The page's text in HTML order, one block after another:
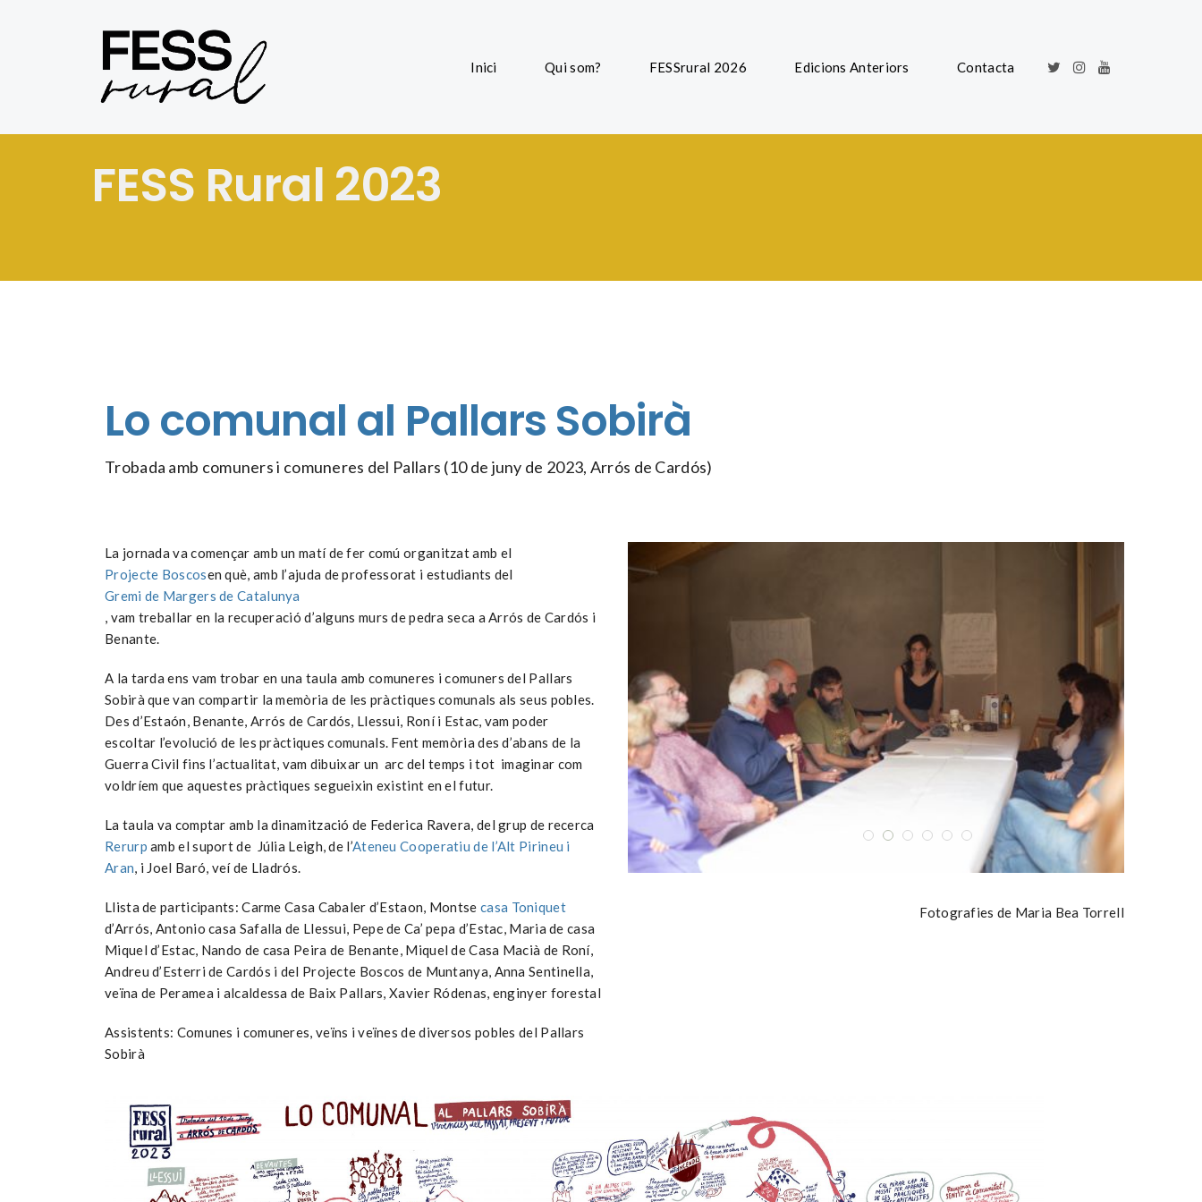
Inici Qui som? FESSrural 2026 Edicions Anteriors Contacta
FESS Rural 2023
Lo comunal al Pallars Sobirà
Trobada amb comuners i comuneres del Pallars (10 de juny de 2023, Arrós de Cardós)
La jornada va començar amb un matí de fer comú organitzat amb el
Projecte Boscosen què, amb l’ajuda de professorat i estudiants del
Gremi de Margers de Catalunya
, vam treballar en la recuperació d’alguns murs de pedra seca a Arrós de Cardós i
Benante.
A la tarda ens vam trobar en una taula amb comuneres i comuners del Pallars
Sobirà que van compartir la memòria de les pràctiques comunals als seus pobles.
Des d’Estaón, Benante, Arrós de Cardós, Llessui, Roní i Estac, vam poder
escoltar l’evolució de les pràctiques comunals. Fent memòria des d’abans de la
Guerra Civil fins l’actualitat, vam dibuixar un arc del temps i tot imaginar com
voldríem que aquestes pràctiques segueixin existint en el futur.
La taula va comptar amb la dinamització de Federica Ravera, del grup de recerca
Rerurp amb el suport de Júlia Leigh, de l’Ateneu Cooperatiu de l’Alt Pirineu i
Aran, i Joel Baró, veí de Lladrós.
Llista de participants: Carme Casa Cabaler d’Estaon, Montse casa Toniquet
d’Arrós, Antonio casa Safalla de Llessui, Pepe de Ca’ pepa d’Estac, Maria de casa
Miquel d’Estac, Nando de casa Peira de Benante, Miquel de Casa Macià de Roní,
Andreu d’Esterri de Cardós i del Projecte Boscos de Muntanya, Anna Sentinella,
veïna de Peramea i alcaldessa de Baix Pallars, Xavier Ródenas, enginyer forestal
Assistents: Comunes i comuneres, veïns i veïnes de diversos pobles del Pallars
Sobirà
Fotografies de Maria Bea Torrell